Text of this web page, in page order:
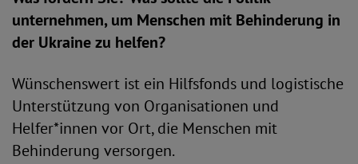
unternehmen, um Menschen mit Behinderung in
der Ukraine zu helfen?
Wünschenswert ist ein Hilfsfonds und logistische
Unterstützung von Organisationen und
Helfer*innen vor Ort, die Menschen mit
Behinderung versorgen.